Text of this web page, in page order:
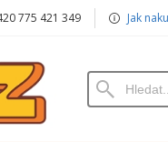
775 421 349 Jak